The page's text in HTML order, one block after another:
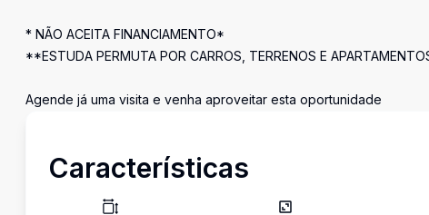
* NÃO ACEITA FINANCIAMENTO*
**ESTUDA PERMUTA POR CARROS, TERRENOS E
Agende já uma visita e venha aproveitar esta oportunidade
Características